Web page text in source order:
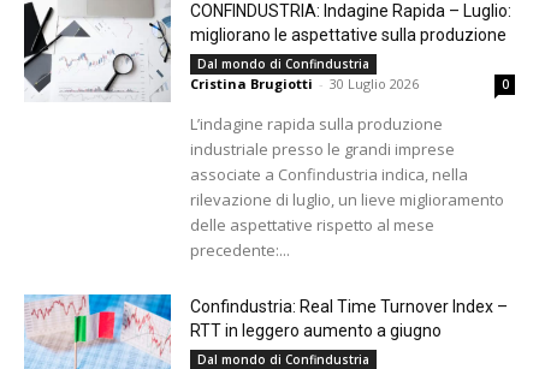
CONFINDUSTRIA: Indagine Rapida – Luglio:
migliorano le aspettative sulla produzione
Dal mondo di Confindustria
Cristina Brugiotti - 30 Luglio 2026 0
L’indagine rapida sulla produzione
industriale presso le grandi imprese
associate a Confindustria indica, nella
rilevazione di luglio, un lieve miglioramento
delle aspettative rispetto al mese
precedente:...
Confindustria: Real Time Turnover Index –
RTT in leggero aumento a giugno
Dal mondo di Confindustria